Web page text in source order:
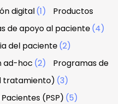
digital(1)
Productos
de apoyo al paciente(4)
del paciente(2)
ad-hoc (2)
Programas de
tratamiento) (3)
(PSP) (5)